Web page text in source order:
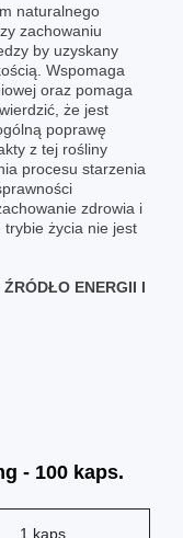
naturalnego
zachowaniu
by uzyskany
Wspomaga
oraz pomaga
że jest
poprawę
z tej rośliny
procesu starzenia
zdrowia i
trybie życia nie jest
ENERGII I
- 100 kaps.
1 kaps.